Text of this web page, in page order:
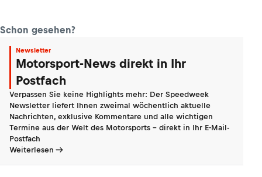
Schon gesehen?
Newsletter
Motorsport-News direkt in Ihr
Postfach
Verpassen Sie keine Highlights mehr: Der Speedweek
Newsletter liefert Ihnen zweimal wöchentlich aktuelle
Nachrichten, exklusive Kommentare und alle wichtigen
Termine aus der Welt des Motorsports - direkt in Ihr E-Mail-
Postfach
Weiterlesen